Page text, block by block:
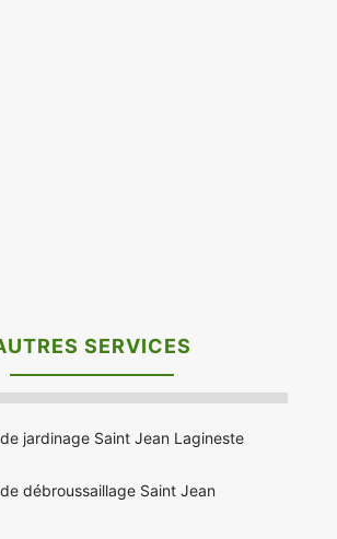
SERVICES
jardinage Saint Jean Lagineste
débroussaillage Saint Jean